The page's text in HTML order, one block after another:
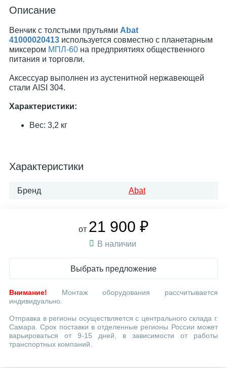
Описание
Венчик с толстыми прутьями Abat
41000020413 используется совместно с планетарным
миксером МПЛ-60 на предприятиях общественного
питания и торговли.
Аксессуар выполнен из аустенитной нержавеющей
стали AISI 304.
Характеристики:
Вес: 3,2 кг
Характеристики
Бренд Abat
от 21 900 ₽
В наличии
Выбрать предложение
Внимание! Монтаж оборудования рассчитывается
индивидуально.
Отправка в регионы осуществляется с центрального склада г.
Самара. Срок поставки в отделенные регионы России может
варьироваться от 9-15 дней, в зависимости от работы
транспортных компаний.